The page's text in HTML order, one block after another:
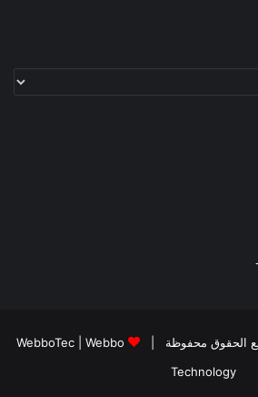
WebboTec
Webbo
Technology